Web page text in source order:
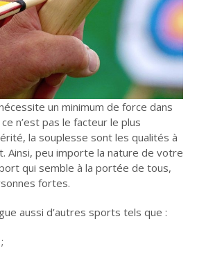
un minimum de force dans
n’est pas le facteur le plus
la souplesse sont les qualités à
Ainsi, peu importe la nature de votre
qui semble à la portée de tous,
fortes.
aussi d’autres sports tels que :